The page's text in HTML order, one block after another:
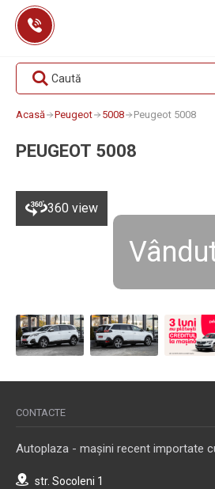
Skip
content
Caută
Acasă Peugeot 5008 Peugeot 5008
PEUGEOT 5008
360 view
CONTACTE
Autoplaza - mașini recent importate
str. Socoleni 1